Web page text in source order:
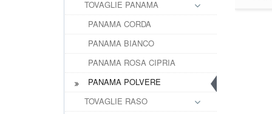
TOVAGLIE PANAMA
PANAMA CORDA
PANAMA BIANCO
PANAMA ROSA CIPRIA
PANAMA POLVERE
TOVAGLIE RASO